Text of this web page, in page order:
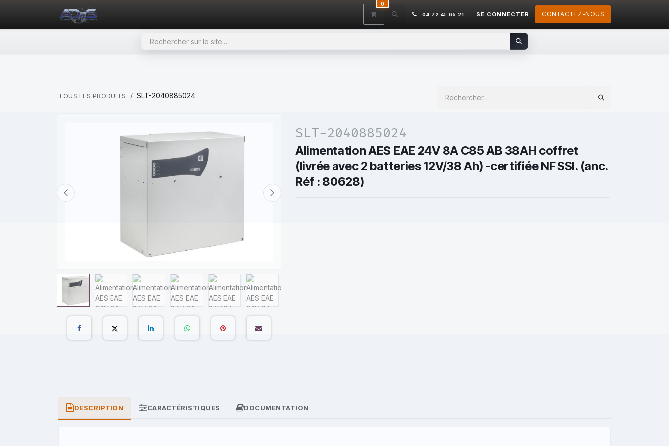
CONTACTEZ-NOUS AIDE
0
04 72 45 65 21 SE CONNECTER CONTACTEZ-NOUS
TOUS LES PRODUITS SLT-2040885024
SLT-2040885024
Alimentation AES EAE 24V 8A C85 AB 38AH coffret
(livrée avec 2 batteries 12V/38 Ah) -certifiée NF SSI. (anc.
Réf : 80628)
DESCRIPTION CARACTÉRISTIQUES DOCUMENTATION